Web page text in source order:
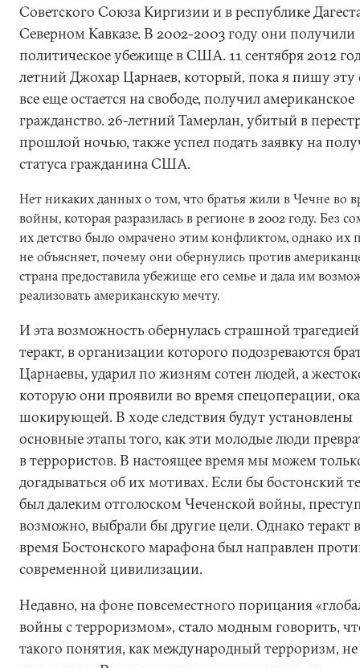
Советского Союза Киргизии и в республике
Северном Кавказе. В 2002-2003 году они получили
политическое убежище в США. 11 сентября 2012
летний Джохар Царнаев, который, пока я пишу эту
все еще остается на свободе, получил американское
гражданство. 26-летний Тамерлан, убитый в
прошлой ночью, также успел подать заявку на
статуса гражданина США.
Нет никаких данных о том, что братья жили в Чечне во
войны, которая разразилась в регионе в 2002 году. Без
их детство было омрачено этим конфликтом, однако их
не объясняет, почему они обернулись против
страна предоставила убежище его семье и дала им
реализовать американскую мечту.
И эта возможность обернулась страшной
теракт, в организации которого подозреваются
Царнаевы, ударил по жизням сотен людей, а
которую они проявили во время спецоперации,
шокирующей. В ходе следствия будут установлены
основные этапы того, как эти молодые люди
в террористов. В настоящее время мы можем
догадываться об их мотивах. Если бы бостонский
был далеким отголоском Чеченской войны,
возможно, выбрали бы другие цели. Однако теракт
время Бостонского марафона был направлен
современной цивилизации.
Недавно, на фоне повсеместного порицания
войны с терроризмом», стало модным говорить,
такого понятия, как международный терроризм, не